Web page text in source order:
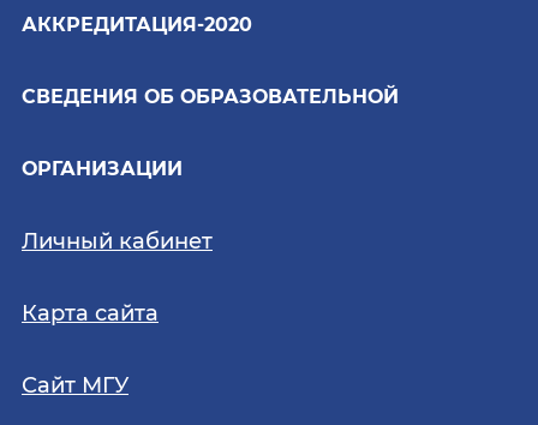
АККРЕДИТАЦИЯ-2020
СВЕДЕНИЯ ОБ ОБРАЗОВАТЕЛЬНОЙ
ОРГАНИЗАЦИИ
Личный кабинет
Карта сайта
Сайт МГУ